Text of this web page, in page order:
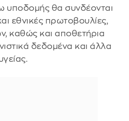
υποδομής θα συνδέονται
εθνικές πρωτοβουλίες,
καθώς και αποθετήρια
δεδομένα και άλλα